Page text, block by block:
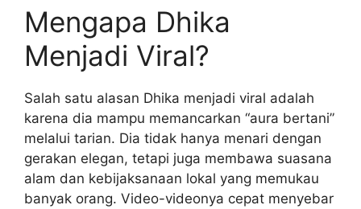
Mengapa Dhika
Menjadi Viral?
Salah satu alasan Dhika menjadi viral adalah
karena dia mampu memancarkan “aura bertani”
melalui tarian. Dia tidak hanya menari dengan
gerakan elegan, tetapi juga membawa suasana
alam dan kebijaksanaan lokal yang memukau
banyak orang. Video-videonya cepat menyebar